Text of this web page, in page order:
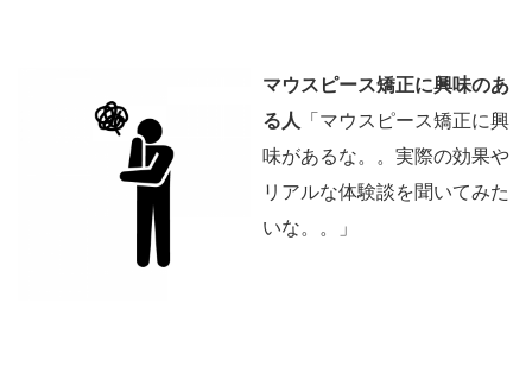
マウスピース矯正に興味のあ
る人
「マウスピース矯正に興
味があるな。。実際の効果や
リアルな体験談を聞いてみた
いな。。」